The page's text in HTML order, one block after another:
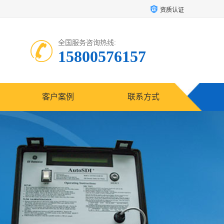
资质认证
全国服务咨询热线:
15800576157
客户案例 联系方式